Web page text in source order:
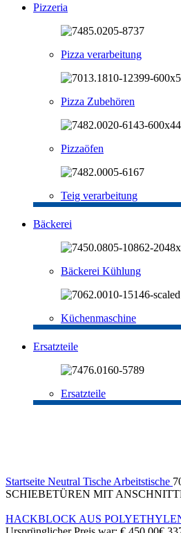
Pizzeria
Pizza verarbeitung
Pizza Zubehören
Pizzaöfen
Teig verarbeitung
Bäckerei
Bäckerei Kühlung
Küchenmaschine
Ersatzteile
Ersatzteile
Startseite Neutral Tische Arbeitstische
SCHIEBETÜREN MIT
HACKBLOCK AUS